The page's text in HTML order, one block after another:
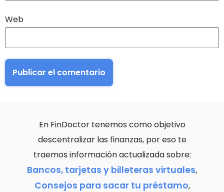
Web
En FinDoctor tenemos como objetivo
descentralizar las finanzas, por eso te
traemos información actualizada sobre:
Bancos, tarjetas y billeteras virtuales,
Consejos para sacar tu préstamo,